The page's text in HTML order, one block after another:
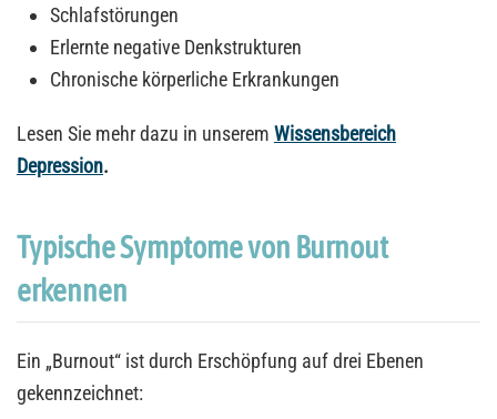
Schlafstörungen
Erlernte negative Denkstrukturen
Chronische körperliche Erkrankungen
Lesen Sie mehr dazu in unserem Wissensbereich
Depression.
Typische Symptome von Burnout
erkennen
Ein „Burnout“ ist durch Erschöpfung auf drei Ebenen
gekennzeichnet: